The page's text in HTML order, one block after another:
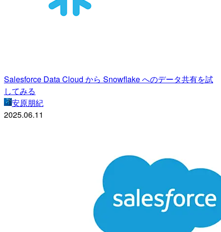
Salesforce Data Cloud から Snowflake へのデータ共有を試
してみる
安原朋紀
2025.06.11